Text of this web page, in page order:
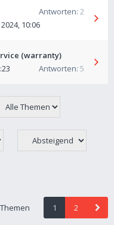
Antworten: 2
10:06
(warranty)
Antworten: 5
1 2